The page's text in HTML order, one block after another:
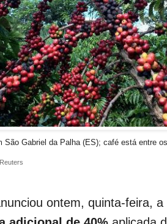
São Gabriel da Palha (ES); café está entre
ontem, quinta-feira, a